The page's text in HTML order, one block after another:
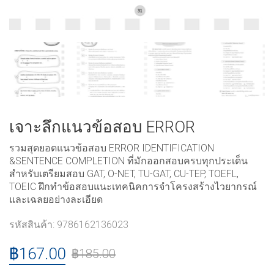
เจาะลึกแนวข้อสอบ ERROR
รวมสุดยอดแนวข้อสอบ ERROR IDENTIFICATION
&SENTENCE COMPLETION ที่มักออกสอบครบทุกประเด็น
สำหรับเตรียมสอบ GAT, O-NET, TU-GAT, CU-TEP, TOEFL,
TOEIC ฝึกทำข้อสอบแนะเทคนิคการจำโครงสร้างไวยากรณ์
และเฉลยอย่างละเอียด
รหัสสินค้า: 9786162136023
฿185.00
฿167.00